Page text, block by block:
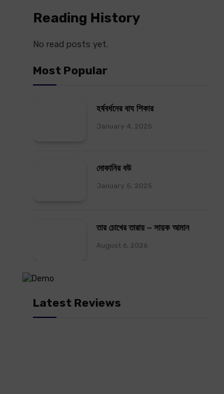
Reading History
No read posts yet.
Most Popular
হর্ষবর্ধনের বাঘ শিকার
January 4, 2025
দোকানির বউ
January 5, 2025
তার চোখের তারায় – সায়ক আমান
August 6, 2026
Latest Reviews